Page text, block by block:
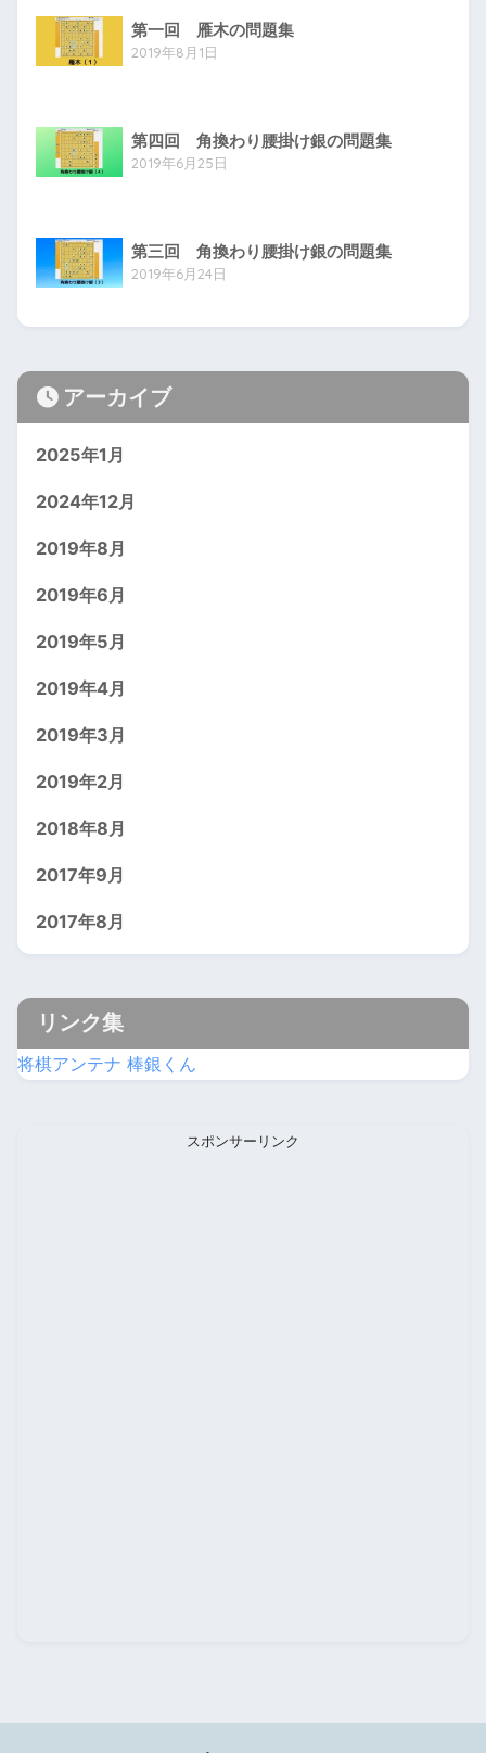
第一回 雁木の問題集
2019年8月1日
第四回 角換わり腰掛け銀の問題集
2019年6月25日
第三回 角換わり腰掛け銀の問題集
2019年6月24日
アーカイブ
2025年1月
2024年12月
2019年8月
2019年6月
2019年5月
2019年4月
2019年3月
2019年2月
2018年8月
2017年9月
2017年8月
リンク集
将棋アンテナ 棒銀くん
スポンサーリンク